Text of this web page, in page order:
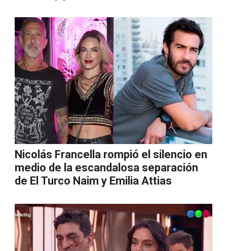
Nicolás Francella rompió el silencio en
medio de la escandalosa separación
de El Turco Naim y Emilia Attias